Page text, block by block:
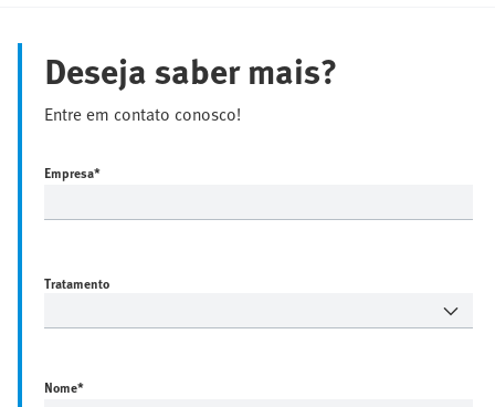
Deseja saber mais?
Entre em contato conosco!
Empresa*
Tratamento
Nome*